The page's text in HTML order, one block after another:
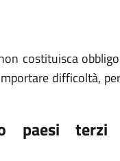
costituisca
difficoltà,
paesi